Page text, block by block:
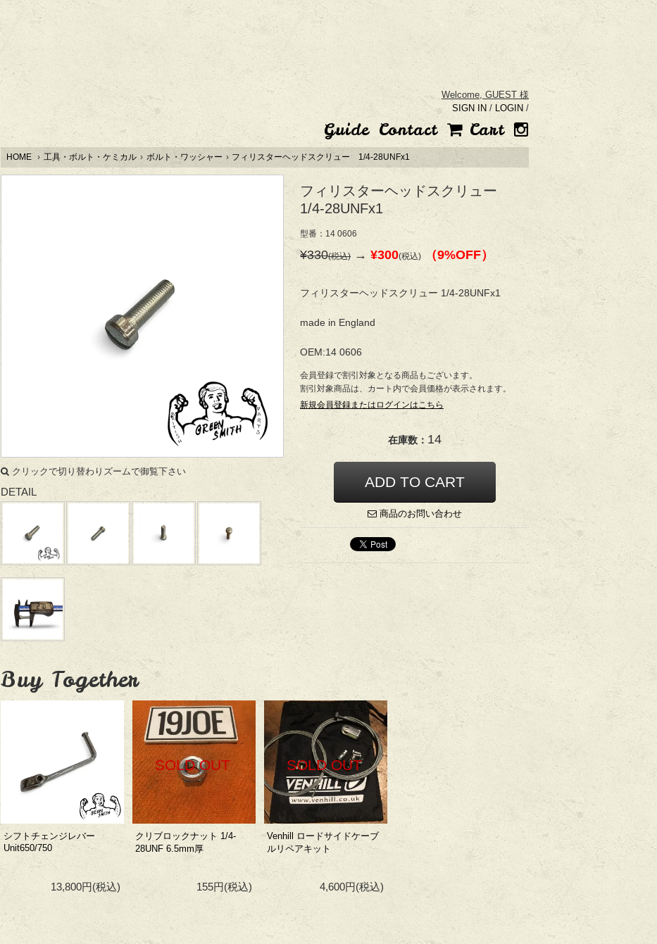
Welcome, GUEST 様
SIGN IN / LOGIN /
Guide Contact Cart
HOME › 工具・ボルト・ケミカル › ボルト・ワッシャー › フィリスターヘッドスクリュー 1/4-28UNFx1
フィリスターヘッドスクリュー
1/4-28UNFx1
型番：14 0606
¥330(税込) → ¥300(税込) （9%OFF）
フィリスターヘッドスクリュー 1/4-28UNFx1
made in England
OEM:14 0606
会員登録で割引対象となる商品もございます。
割引対象商品は、カート内で会員価格が表示されます。
新規会員登録またはログインはこちら
在庫数：14
商品のお問い合わせ
クリックで切り替わりズームで御覧下さい
DETAIL
Buy Together
シフトチェンジレバー
Unit650/750
13,800円(税込)
SOLD OUT
クリブロックナット 1/4-
28UNF 6.5mm厚
155円(税込)
SOLD OUT
Venhill ロードサイドケーブ
ルリペアキット
4,600円(税込)